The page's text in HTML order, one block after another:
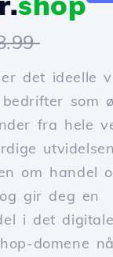
det ideelle
som
fra hele
om handel
gir deg en
i det
domene